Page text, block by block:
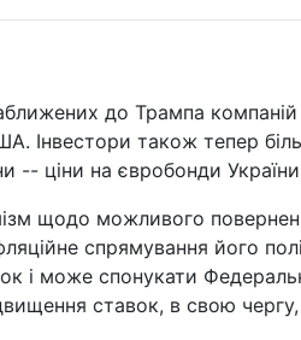
до Трампа
Інвестори також тепер
-- ціни на євробонди
щодо можливого
спрямування його
і може спонукати
ставок, в свою